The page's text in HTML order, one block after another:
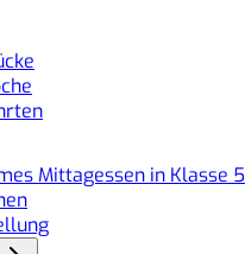
Mittagessen in Klasse 5